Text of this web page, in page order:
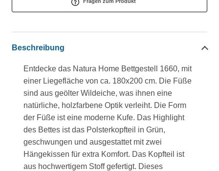
Beschreibung
Entdecke das Natura Home Bettgestell 1660, mit
einer Liegefläche von ca. 180x200 cm. Die Füße
sind aus geölter Wildeiche, was ihnen eine
natürliche, holzfarbene Optik verleiht. Die Form
der Füße ist eine moderne Kufe. Das Highlight
des Bettes ist das Polsterkopfteil in Grün,
geschwungen und ausgestattet mit zwei
Hängekissen für extra Komfort. Das Kopfteil ist
aus hochwertigem Stoff gefertigt. Dieses